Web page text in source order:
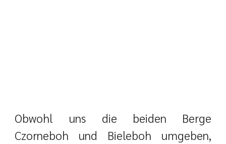
Obwohl uns die beiden Berge
Czorneboh und Bieleboh umgeben,